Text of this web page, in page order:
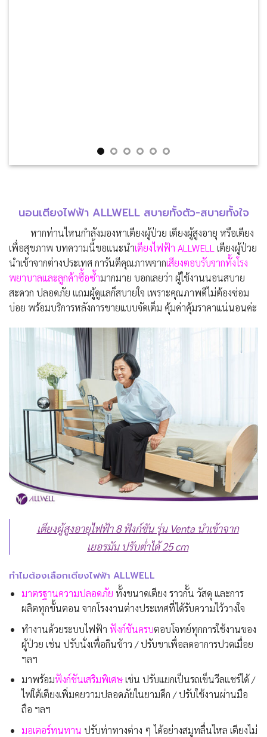
นอนเตียงไฟฟ้า ALLWELL สบายทั้งตัว-สบายทั้งใจ
หากท่านไหนกำลังมองหาเตียงผู้ป่วย เตียงผู้สูงอายุ หรือเตียง
เพื่อสุขภาพ บทความนี้ขอแนะนำเตียงไฟฟ้า ALLWELLเตียงผู้ป่วย
นำเข้าจากต่างประเทศ การันตีคุณภาพจากเสียงตอบรับจากทั้งโรง
พยาบาลและลูกค้าซื้อซ้ำมากมาย บอกเลยว่า ผู้ใช้งานนอนสบาย
สะดวก ปลอดภัย แถมผู้ดูแลก็สบายใจ เพราะคุณภาพดีไม่ต้องซ่อม
บ่อย พร้อมบริการหลังการขายแบบจัดเต็ม คุ้มค่าคุ้มราคาแน่นอนค่ะ
เตียงผู้สูงอายุไฟฟ้า 8 ฟังก์ชัน รุ่น Venta นำเข้าจาก
เยอรมัน ปรับต่ำได้ 25 cm
ทำไมต้องเลือกเตียงไฟฟ้า ALLWELL
มาตรฐานความปลอดภัย ทั้งขนาดเตียง ราวกั้น วัสดุ และการ
ผลิตทุกขั้นตอน จากโรงงานต่างประเทศที่ได้รับความไว้วางใจ
ทำงานด้วยระบบไฟฟ้า ฟังก์ชันครบตอบโจทย์ทุกการใช้งานของ
ผู้ป่วย เช่น ปรับนั่งเพื่อกินข้าว / ปรับขาเพื่อลดอาการปวดเมื่อย
ฯลฯ
มาพร้อมฟังก์ชันเสริมพิเศษเช่น ปรับแยกเป็นรถเข็นวีลแชร์ได้ /
ไฟใต้เตียงเพิ่มคยวามปลอดภัยในยามดึก / ปรับใช้งานผ่านมือ
ถือ ฯลฯ
มอเตอร์ทนทาน ปรับท่าทางต่าง ๆ ได้อย่างสมูทลื่นไหล เตียงไม่